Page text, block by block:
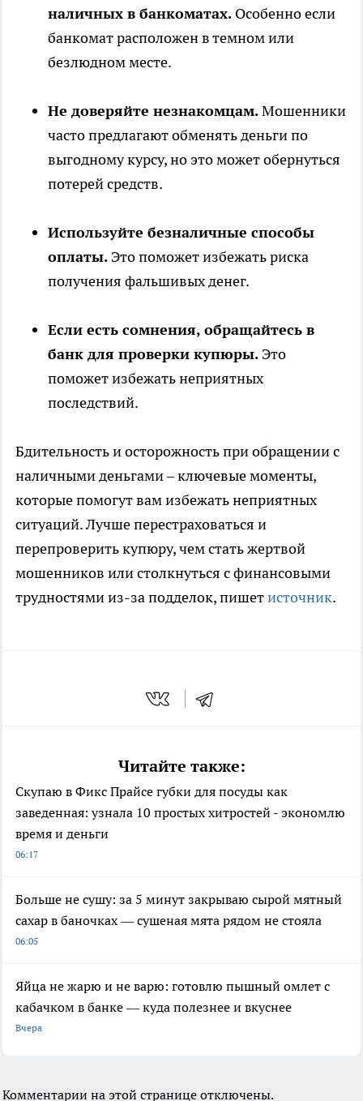
наличных в банкоматах. Особенно если
банкомат расположен в темном или
безлюдном месте.
Не доверяйте незнакомцам.Мошенники
часто предлагают обменять деньги по
выгодному курсу, но это может обернуться
потерей средств.
Используйте безналичные способы
оплаты. Это поможет избежать риска
получения фальшивых денег.
Если есть сомнения, обращайтесь в
банк для проверки купюры. Это
поможет избежать неприятных
последствий.
Бдительность и осторожность при обращении с
наличными деньгами – ключевые моменты,
которые помогут вам избежать неприятных
ситуаций. Лучше перестраховаться и
перепроверить купюру, чем стать жертвой
мошенников или столкнуться с финансовыми
трудностями из-за подделок, пишетисточник.
Читайте также:
Скупаю в Фикс Прайсе губки для посуды как
заведенная: узнала 10 простых хитростей - экономлю
время и деньги
06:17
Больше не сушу: за 5 минут закрываю сырой мятный
сахар в баночках — сушеная мята рядом не стояла
06:05
Яйца не жарю и не варю: готовлю пышный омлет с
кабачком в банке — куда полезнее и вкуснее
Вчера
Комментарии на этой странице отключены.